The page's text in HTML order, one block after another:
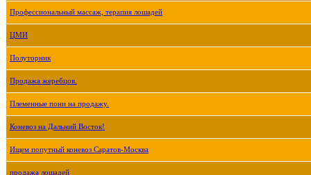
Профессиональный массаж, терапия лошадей
ЦМИ
Полуторник
Продажа жеребцов.
Племенные пони на продажу.
Коневоз на Дальний Восток!
Ищем попутный коневоз Саратов-Москва
продажа лошадей